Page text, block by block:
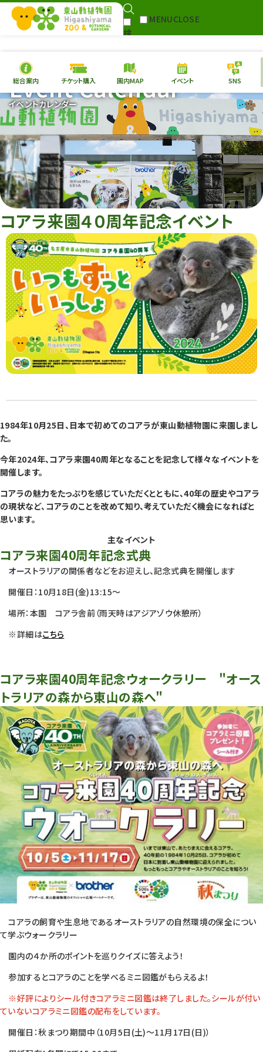
検
MENUCLOSE
本日の開園情報 チケ
園内MAP イベント
総合案内
動物園 植物園
再生プラン
東山動植物園
への支援
環境教育
サイトマップ
Follow
総合案内 チケット購入 園内MAP イベント SNS
イベントカレンダー
Event Calendar
コアラ来園４０周年記念イベント
1984年10月25日、日本で初めてのコアラが東山動植物園に来園しまし
た。
今年2024年、コアラ来園40周年となることを記念して様々なイベントを
開催します。
コアラの魅力をたっぷりを感じていただくとともに、40年の歴史やコアラ
の現状など、コアラのことを改めて知り、考えていただく機会になればと
思います。
主なイベント
コアラ来園40周年記念式典
オーストラリアの関係者などをお迎えし、記念式典を開催します
開催日：10月18日(金)13:15～
場所：本園 コアラ舎前（雨天時はアジアゾウ休憩所）
※詳細はこちら
コアラ来園40周年記念ウォークラリー "オース
トラリアの森から東山の森へ"
コアラの飼育や生息地であるオーストラリアの自然環境の保全につい
て学ぶウォークラリー
園内の４か所のポイントを巡りクイズに答えよう！
参加するとコアラのことを学べるミニ図鑑がもらえるよ！
※好評によりシール付きコアラミニ図鑑は終了しました。シールが付い
ていないコアラミニ図鑑の配布をしています。
開催日：秋まつり期間中（10月5日(土)～11月17日(日)）